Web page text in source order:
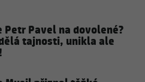
Petr Pavel na dovolené?
tajnosti, unikla ale